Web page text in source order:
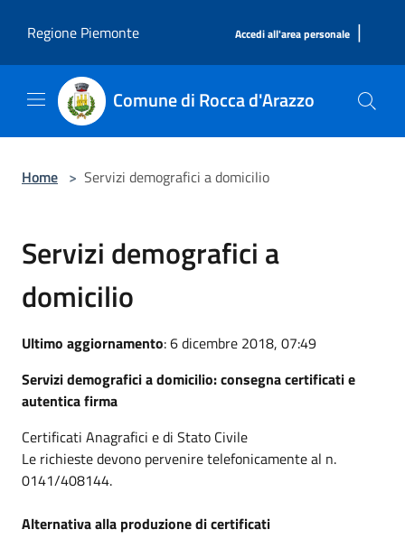
Regione Piemonte
Accedi all'area personale |
Comune di Rocca d'Arazzo
Home > Servizi demografici a domicilio
Servizi demografici a
domicilio
Ultimo aggiornamento: 6 dicembre 2018, 07:49
Servizi demografici a domicilio: consegna certificati e
autentica firma
Certificati Anagrafici e di Stato Civile
Le richieste devono pervenire telefonicamente al n.
0141/408144.
Alternativa alla produzione di certificati